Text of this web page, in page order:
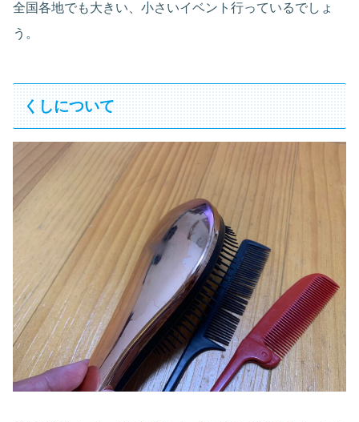
全国各地でも大きい、小さいイベント行っているでしょ
う。
くしについて